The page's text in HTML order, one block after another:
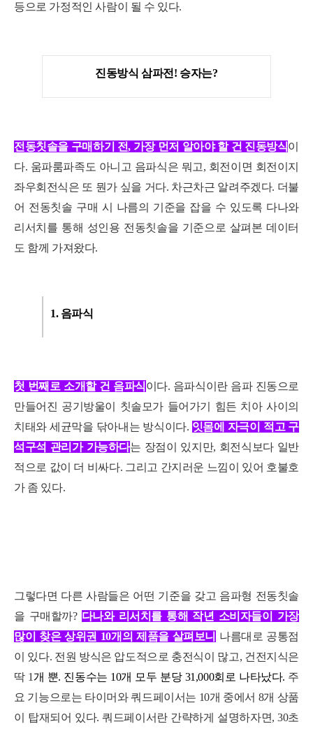
등으로 가정적인 사람이 될 수 있다.
진동방식 삼파전! 승자는?
전동칫솔을 구매하기 전, 가장 먼저 알아야 할 건 진동방식이
다. 움파룸파족도 아니고 음파식은 뭐고, 회전이면 회전이지
좌우회전식은 또 뭔가 싶을 거다. 차근차근 알려주겠다. 더불
어 전동칫솔 구매 시 나름의 기준을 잡을 수 있도록 다나와
리서치를 통해 성인용 전동칫솔을 기준으로 살펴본 데이터
도 함께 가져왔다.
1. 음파식
첫 번째로 소개할 건 음파식이다. 음파식이란 음파 진동으로
만들어진 공기방울이 칫솔모가 들어가기 힘든 치아 사이의
치태와 세균막을 닦아내는 방식이다. 잇몸에 자극이 적고 구
석구석 관리가 가능하다는 장점이 있지만, 회전식보다 일반
적으로 값이 더 비싸다. 그리고 간지러운 느낌이 있어 호불호
가 좀 있다.
그렇다면 다른 사람들은 어떤 기준을 갖고 음파형 전동칫솔
을 구매할까? 다나와 리서치를 통해 작년 소비자들이 가장
많이
찾은상위권 10개의 제품을살펴보니 나름대로 공통점
이 있다. 전원 방식은 압도적으로 충전식이 많고, 건전지식은
딱 1개 뿐. 진동수는 10개 모두 분당 31,000회 로 나타났다. 주
요 기능으로는 타이머와 쿼드페이서는 10개 중에서 8개 상품
이 탑재되어 있다. 쿼드페이서란 간략하게 설명하자면,30초